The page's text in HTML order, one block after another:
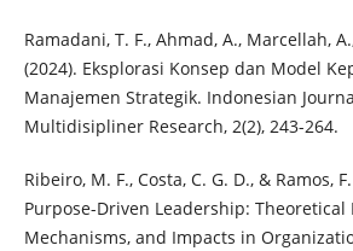
Ramadani, T. F., Ahmad, A., Marcellah,
(2024). Eksplorasi Konsep dan Model
Manajemen Strategik. Indonesian
Multidisipliner Research, 2(2), 243-264.
Ribeiro, M. F., Costa, C. G. D., & Ramos,
Purpose-Driven Leadership: Theoretical
Mechanisms, and Impacts in